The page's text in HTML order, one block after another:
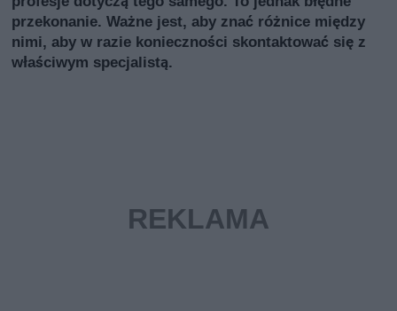
przekonanie. Ważne jest, aby znać różnice między
nimi, aby w razie konieczności skontaktować się z
właściwym specjalistą.